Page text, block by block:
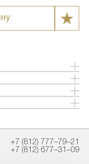
+7 (812) 777–79–21
+7 (812) 677–31–09